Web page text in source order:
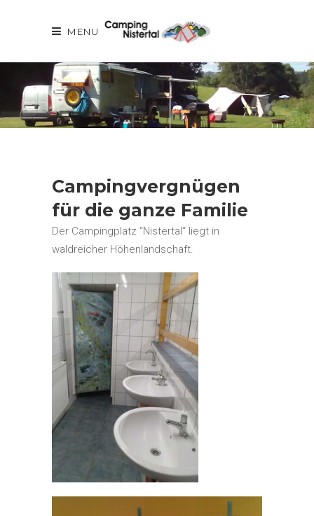
MENU
Campingvergnügen
für die ganze Familie
Der Campingplatz “Nistertal“ liegt in
waldreicher Höhenlandschaft.